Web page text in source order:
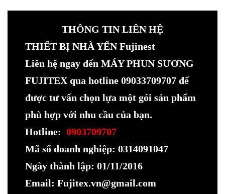
THÔNG TIN LIÊN HỆ
THIẾT BỊ NHÀ YẾN Fujinest
Liên hệ ngay đến MÁY PHUN SƯƠNG
FUJITEX qua hotline 09033709707 để
được tư vấn chọn lựa một gói sản phẩm
phù hợp với nhu cầu của bạn.
Hotline: 0903709707
Mã số doanh nghiệp: 0314091047
Ngày thành lập: 01/11/2016
Email: Fujitex.vn@gmail.com